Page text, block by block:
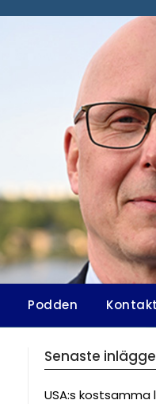
Podden Kontakt
Senaste
USA:s kostsamma